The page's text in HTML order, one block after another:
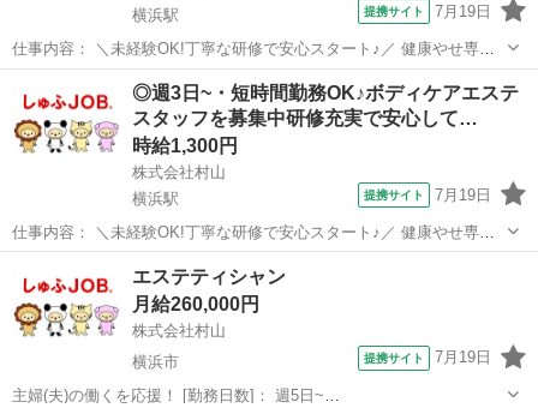
横浜駅
提携サイト 7月19日
仕事内容： ＼未経験OK!丁寧な研修で安心スタート♪／ 健康やせ専門
イヴでは、未経験から美容のプロを目指せる環境を整えています。 お
客様の受付やカウンセリング、施術を通じて美容知識を身につけるこ
とができます。 ◆受付・カウ...
横浜市 横浜駅 エステ
◎週3日~・短時間勤務OK♪ボディケアエステ
スタッフを募集中研修充実で安心して…
時給1,300円
株式会社村山
横浜駅
提携サイト 7月19日
仕事内容： ＼未経験OK!丁寧な研修で安心スタート♪／ 健康やせ専門
イヴでは、未経験から美容のプロを目指せる環境を整えています。 お
客様の受付やカウンセリング、施術を通じて美容知識を身につけるこ
とができます。 ◆受付・カウ...
エステティシャン
月給260,000円
株式会社村山
横浜市
提携サイト 7月19日
主婦(夫)の働くを応援！ [勤務日数]： 週5日~